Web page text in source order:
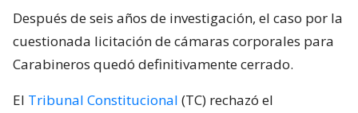
Después de seis años de investigación, el caso por la
cuestionada licitación de cámaras corporales para
Carabineros quedó definitivamente cerrado.
El Tribunal Constitucional (TC) rechazó el